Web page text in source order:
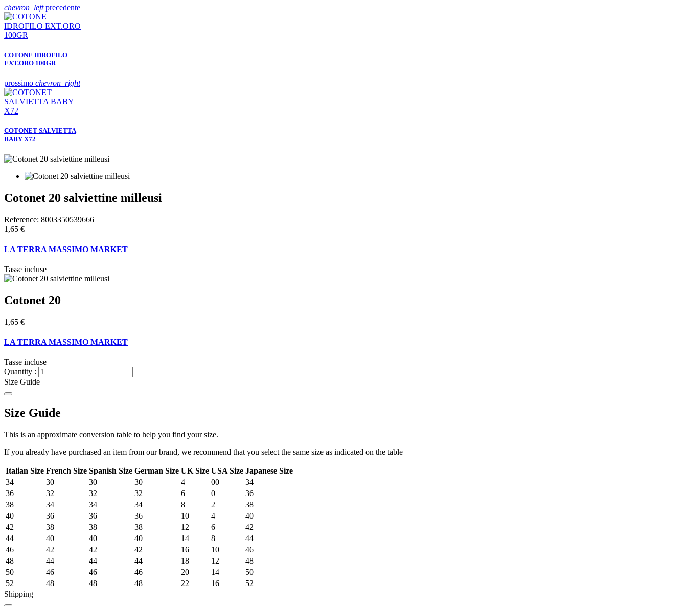
chevron_leftprecedente
COTONE IDROFILO
EXT.ORO 100GR
prossimo chevron_right
COTONET SALVIETTA
BABY X72
Cotonet 20 salviettine milleusi
Reference: 8003350539666
1,65 €
LA TERRA MASSIMO MARKET
Tasse incluse
Cotonet 20
1,65 €
LA TERRA MASSIMO MARKET
Tasse incluse
Quantity :
Size Guide
Size Guide
This is an approximate conversion table to help you find your size.
If you already have purchased an item from our brand, we recommend that you select the same size as indicated on the table
Italian Size French Size Spanish Size German Size UK Size USA Size Japanese Size
34
30 30 30 4 00
34
36
32 32 32 6 0
36
38
34 34 34 8 2
38
40
36 36 36 10 4
40
42
38 38 38 12 6
42
44
40 40 40 14 8
44
46
42 42 42 16 10
46
48
44 44 44 18 12
48
50
46 46 46 20 14
50
52
48 48 48 22 16
52
Shipping